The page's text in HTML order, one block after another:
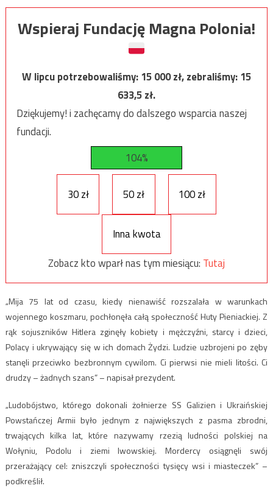
Wspieraj Fundację Magna Polonia!
W lipcu potrzebowaliśmy:15 000zł, zebraliśmy:15
633,5zł.
Dziękujemy! i zachęcamy do dalszego wsparcia naszej
fundacji.
104%
30 zł 50 zł 100 zł
Inna kwota
Zobacz kto wparł nas tym miesiącu: Tutaj
„Mija 75 lat od czasu, kiedy nienawiść rozszalała w warunkach
wojennego koszmaru, pochłonęła całą społeczność Huty Pieniackiej. Z
rąk sojuszników Hitlera zginęły kobiety i mężczyźni, starcy i dzieci,
Polacy i ukrywający się w ich domach Żydzi. Ludzie uzbrojeni po zęby
stanęli przeciwko bezbronnym cywilom. Ci pierwsi nie mieli litości. Ci
drudzy – żadnych szans” – napisał prezydent.
„Ludobójstwo, którego dokonali żołnierze SS Galizien i Ukraińskiej
Powstańczej Armii było jednym z największych z pasma zbrodni,
trwających kilka lat, które nazywamy rzezią ludności polskiej na
Wołyniu, Podolu i ziemi lwowskiej. Mordercy osiągnęli swój
przerażający cel: zniszczyli społeczności tysięcy wsi i miasteczek” –
podkreślił.